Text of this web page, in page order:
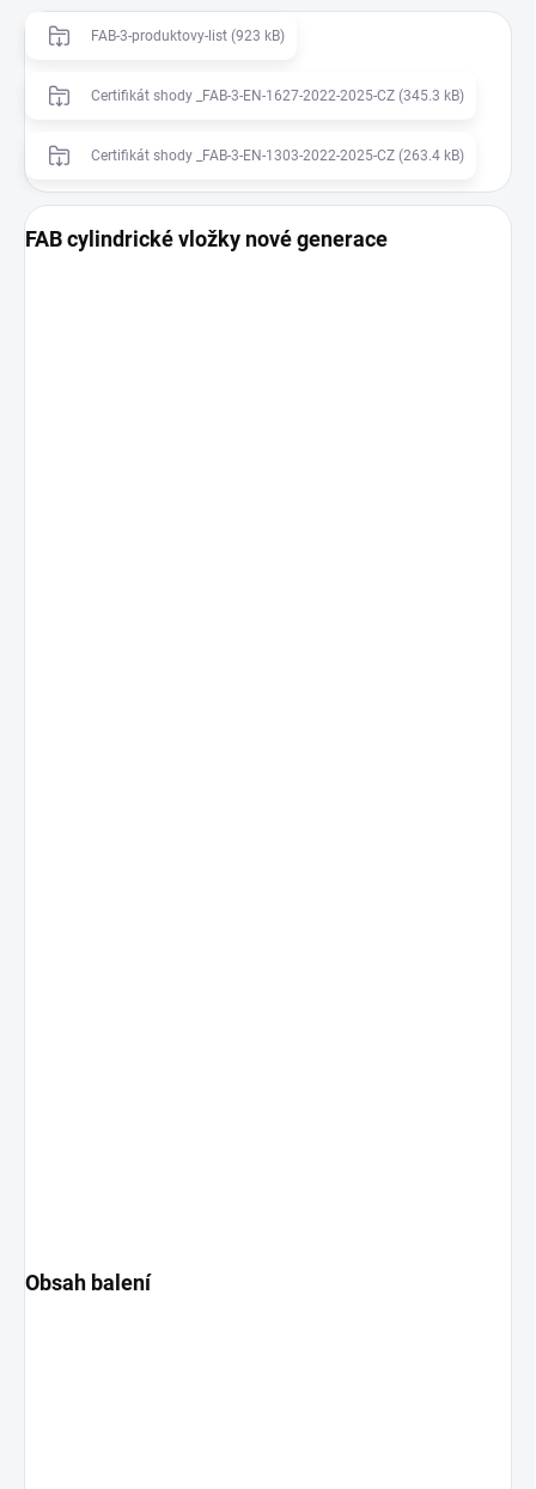
FAB-3-produktovy-list (923 kB)
Certifikát shody _FAB-3-EN-1627-2022-2025-CZ (345.3 kB)
Certifikát shody _FAB-3-EN-1303-2022-2025-CZ (263.4 kB)
FAB cylindrické vložky nové generace
Obsah balení